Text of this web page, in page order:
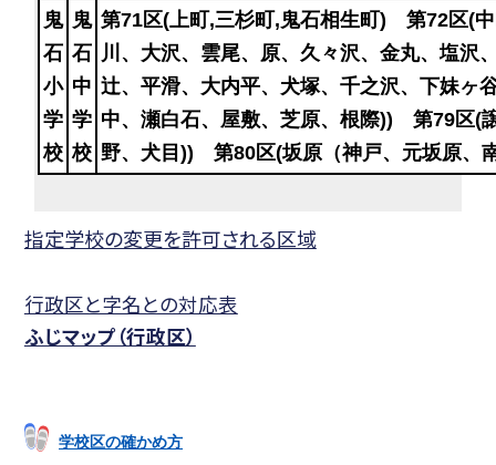
鬼
石
小
学
校
鬼
石
中
学
校
第71区(上町,三杉町,鬼石相生町) 第72区(
川、大沢、雲尾、原、久々沢、金丸、塩
辻、平滑、大内平、犬塚、千之沢、下妹
中、瀬白石、屋敷、芝原、根際)) 第79区(
野、犬目)) 第80区(坂原（神戸、元坂原、
指定学校の変更を許可される区域
行政区と字名との対応表
ふじマップ（行政区）
学校区の確かめ方